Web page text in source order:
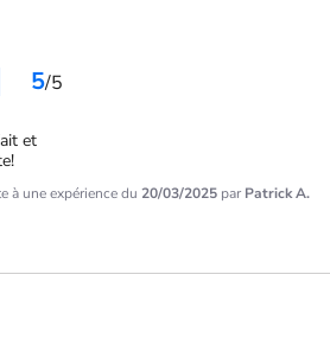
5/5
et
à une expérience du20/03/2025 par Patrick A.